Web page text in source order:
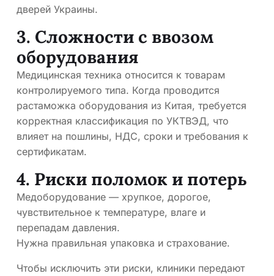
дверей Украины.
3. Сложности с ввозом
оборудования
Медицинская техника относится к товарам
контролируемого типа. Когда проводится
растаможка оборудования из Китая, требуется
корректная классификация по УКТВЭД, что
влияет на пошлины, НДС, сроки и требования к
сертификатам.
4. Риски поломок и потерь
Медоборудование — хрупкое, дорогое,
чувствительное к температуре, влаге и
перепадам давления.
Нужна правильная упаковка и страхование.
Чтобы исключить эти риски, клиники передают